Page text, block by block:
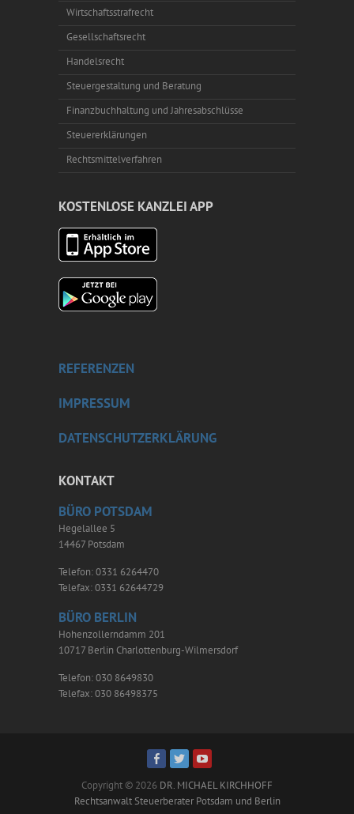
Wirtschaftsstrafrecht
Gesellschaftsrecht
Handelsrecht
Steuergestaltung und Beratung
Finanzbuchhaltung und Jahresabschlüsse
Steuererklärungen
Rechtsmittelverfahren
KOSTENLOSE KANZLEI APP
REFERENZEN
IMPRESSUM
DATENSCHUTZERKLÄRUNG
KONTAKT
BÜRO POTSDAM
Hegelallee 5
14467 Potsdam
Telefon: 0331 6264470
Telefax: 0331 62644729
BÜRO BERLIN
Hohenzollerndamm 201
10717 Berlin Charlottenburg-Wilmersdorf
Telefon: 030 8649830
Telefax: 030 86498375
Copyright © 2026 DR. MICHAEL KIRCHHOFF
Rechtsanwalt Steuerberater Potsdam und Berlin